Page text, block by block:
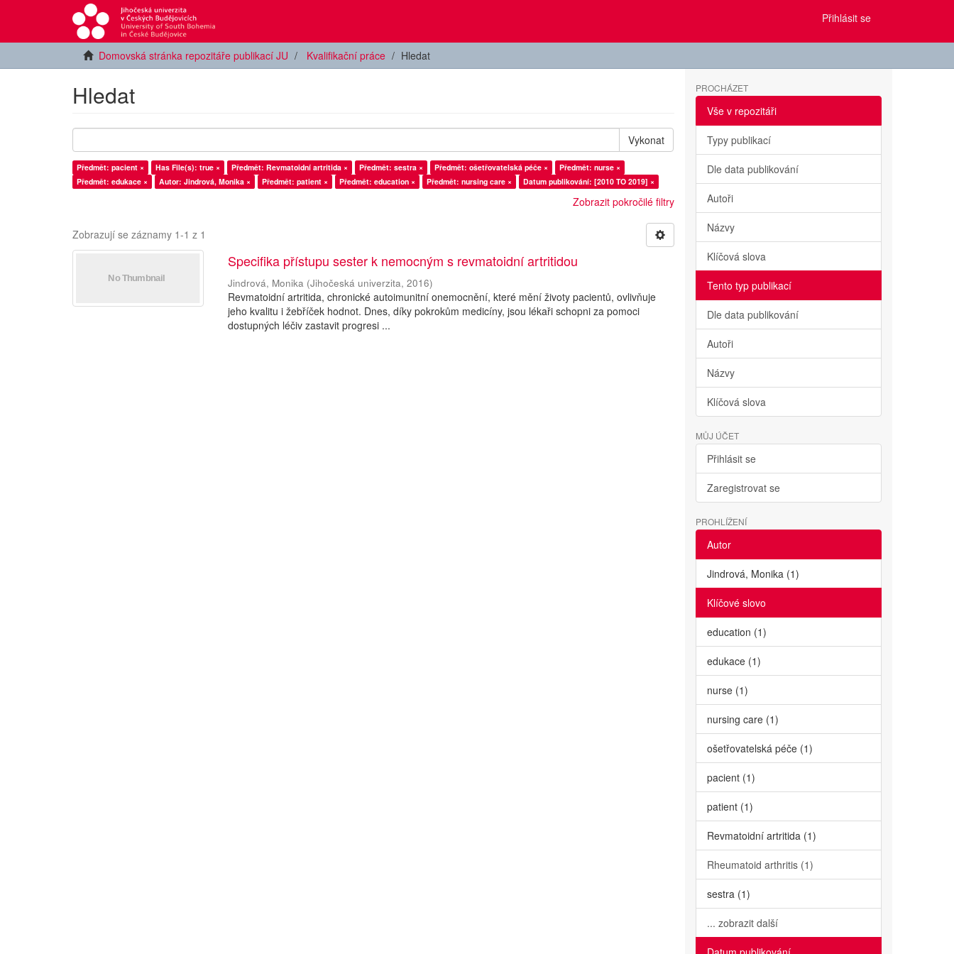
Přihlásit se
Domovská stránka repozitáře publikací JU Kvalifikační práce Hledat
Hledat
Vykonat
Předmět: pacient × Has File(s): true × Předmět: Revmatoidní artritida × Předmět: sestra × Předmět: ošetřovatelská péče ×
Předmět: nurse ×
Předmět: edukace ×
Autor: Jindrová, Monika × Předmět: patient × Předmět: education × Předmět: nursing care × Datum publikování: [2010 TO 2019] ×
Zobrazit pokročilé filtry
Zobrazují se záznamy 1-1 z 1
Specifika přístupu sester k nemocným s revmatoidní artritidou
Jindrová, Monika (Jihočeská univerzita,2016)
Revmatoidní artritida, chronické autoimunitní onemocnění, které mění životy pacientů, ovlivňuje
jeho kvalitu i žebříček hodnot. Dnes, díky pokrokům medicíny, jsou lékaři schopni za pomoci
dostupných léčiv zastavit progresi ...
PROCHÁZET
Vše v repozitáři
Typy publikací
Dle data publikování
Autoři
Názvy
Klíčová slova
Tento typ publikací
Dle data publikování
Autoři
Názvy
Klíčová slova
MŮJ ÚČET
Přihlásit se
Zaregistrovat se
PROHLÍŽENÍ
Autor
Jindrová, Monika (1)
Klíčové slovo
education (1)
edukace (1)
nurse (1)
nursing care (1)
ošetřovatelská péče (1)
pacient (1)
patient (1)
Revmatoidní artritida (1)
Rheumatoid arthritis (1)
sestra (1)
... zobrazit další